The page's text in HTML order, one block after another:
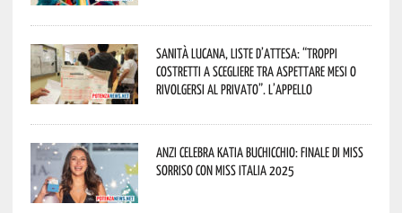
Sanità lucana, liste d’attesa: “Troppi
costretti a scegliere tra aspettare mesi o
rivolgersi al privato”. L’appello
Anzi celebra Katia Buchicchio: finale di Miss
Sorriso con Miss Italia 2025